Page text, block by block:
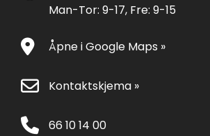
Man-Tor: 9-17, Fre: 9-15
Åpne i Google Maps »
Kontaktskjema »
66 10 14 00